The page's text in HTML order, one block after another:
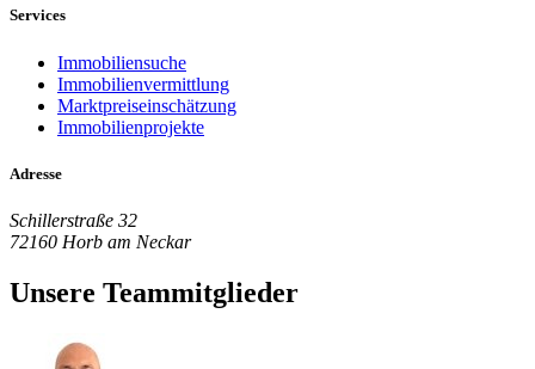
Services
Immobiliensuche
Immobilienvermittlung
Marktpreiseinschätzung
Immobilienprojekte
Adresse
Schillerstraße 32
72160 Horb am Neckar
Unsere Teammitglieder